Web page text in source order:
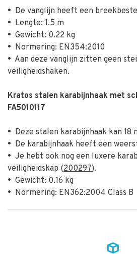
• De vanglijn heeft een
• Lengte: 1.5 m
• Gewicht: 0.22 kg
• Normering: EN354:2010
• Aan deze vanglijn zitten geen
veiligheidshaken.
Kratos stalen karabijnhaak met
FA5010117
• Deze stalen karabijnhaak kan 18
• De karabijnhaak heeft een
• Je hebt ook nog een luxere
veiligheidskap (200297).
• Gewicht: 0.16 kg
• Normering: EN362:2004 Class B